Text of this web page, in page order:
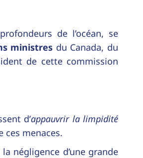
de l’océan, se
ministres du Canada, du
de cette commission
d’appauvrir la limpidité
ces menaces.
négligence d’une grande